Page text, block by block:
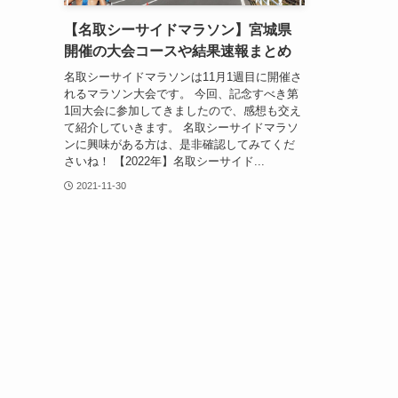
【名取シーサイドマラソン】宮城県
開催の大会コースや結果速報まとめ
名取シーサイドマラソンは11月1週目に開催さ
れるマラソン大会です。 今回、記念すべき第
1回大会に参加してきましたので、感想も交え
て紹介していきます。 名取シーサイドマラソ
ンに興味がある方は、是非確認してみてくだ
さいね！ 【2022年】名取シーサイド...
2021-11-30